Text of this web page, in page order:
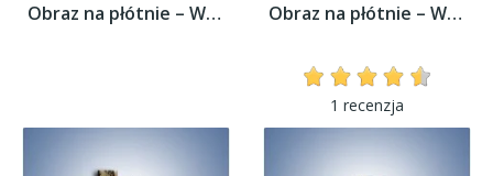
Obraz na płótnie – Wenecka uliczka w... Obraz na płótnie – Wenecka uliczka w...
1 recenzja